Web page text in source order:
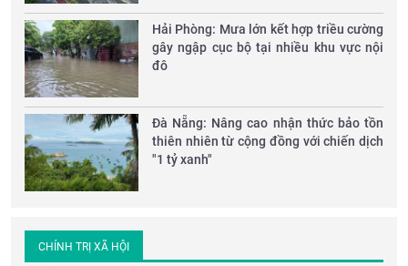
Hải Phòng: Mưa lớn kết hợp triều cường
gây ngập cục bộ tại nhiều khu vực nội
đô
Đà Nẵng: Nâng cao nhận thức bảo tồn
thiên nhiên từ cộng đồng với chiến dịch
"1 tỷ xanh"
CHÍNH TRỊ XÃ HỘI